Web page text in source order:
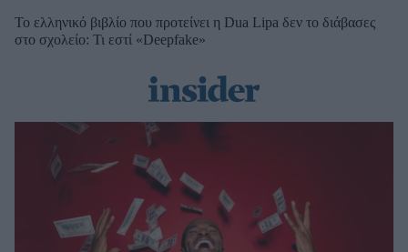
Το ελληνικό βιβλίο που προτείνει η Dua Lipa δεν το διάβασες
στο σχολείο: Τι εστί «Deepfake»